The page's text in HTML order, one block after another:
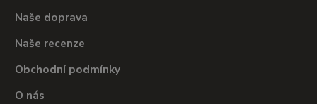
Naše doprava
Naše recenze
Obchodní podmínky
O nás